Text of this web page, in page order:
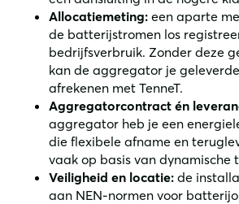
Allocatiemeting: een aparte
de batterijstromen los
bedrijfsverbruik. Zonder deze
kan de aggregator je
afrekenen met TenneT.
Aggregatorcontract én
aggregator heb je een
die flexibele afname en
vaak op basis van dynamische
Veiligheid en locatie: de
aan NEN-normen voor